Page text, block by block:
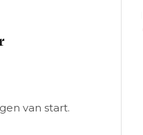
van start.